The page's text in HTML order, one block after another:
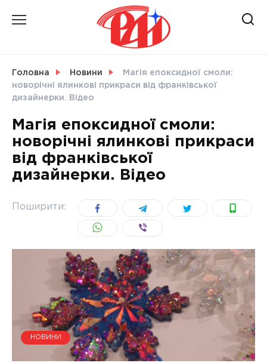
СВІТ
УКРАЇНА
Головна Новини
Магія епоксидної смоли:
новорічні ялинкові прикраси від франківської
дизайнерки. Відео
Магія епоксидної смоли:
новорічні ялинкові прикраси
від франківської
дизайнерки. Відео
Поширити:
НОВИНИ